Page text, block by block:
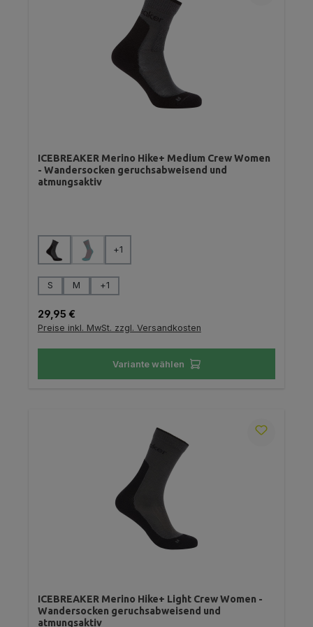
ICEBREAKER Merino Hike+ Medium Crew Women
- Wandersocken geruchsabweisend und
atmungsaktiv
Farbe auswählen
(Diese Option ist zurzeit nicht verfügbar.)
+1
Größe auswählen
S M +1
Regulärer Preis:
29,95 €
Preise inkl. MwSt. zzgl. Versandkosten
Variante wählen
ICEBREAKER Merino Hike+ Light Crew Women -
Wandersocken geruchsabweisend und
atmungsaktiv